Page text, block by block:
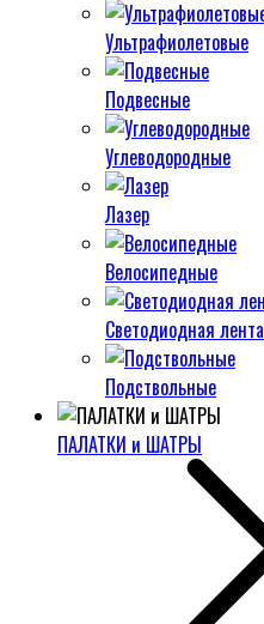
Ультрафиолетовые
Подвесные
Углеводородные
Лазер
Велосипедные
Светодиодная лента
Подствольные
ПАЛАТКИ и ШАТРЫ